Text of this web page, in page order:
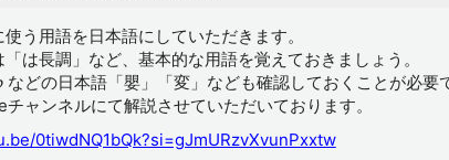
う用語を日本語にしていただきます。
「は長調」など、基本的な用語を覚えておきましょう。
どの日本語「嬰」「変」なども確認しておくことが必要
ャンネルにて解説させていただいております。
0tiwdNQ1bQk?si=gJmURzvXvunPxxtw